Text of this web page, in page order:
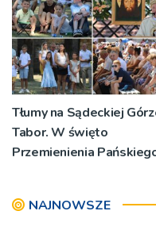
Tłumy na Sądeckiej
Tabor. W święto
Przemienienia
[ZDJĘCIA]
NAJNOWSZE